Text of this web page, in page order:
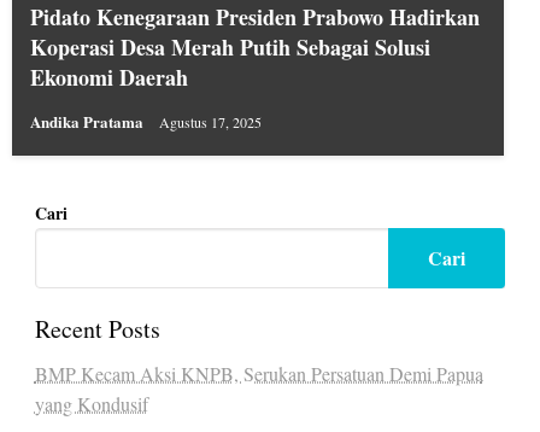
Pidato Kenegaraan Presiden Prabowo Hadirkan
Koperasi Desa Merah Putih Sebagai Solusi
Ekonomi Daerah
Andika Pratama Agustus 17, 2025
Cari
Cari
Recent Posts
BMP Kecam Aksi KNPB, Serukan Persatuan Demi Papua
yang Kondusif